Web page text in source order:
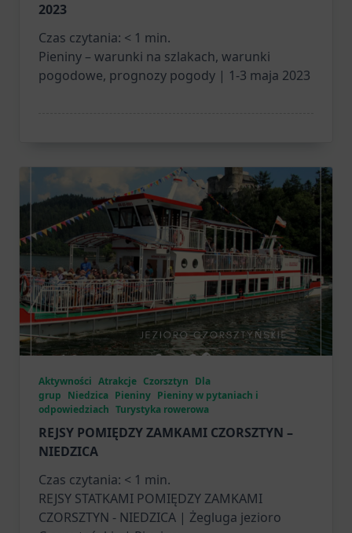
2023
Czas czytania: < 1 min.
Pieniny – warunki na szlakach, warunki
pogodowe, prognozy pogody | 1-3 maja 2023
Aktywności Atrakcje Czorsztyn Dla
grup Niedzica Pieniny Pieniny w pytaniach i
odpowiedziach Turystyka rowerowa
REJSY POMIĘDZY ZAMKAMI CZORSZTYN –
NIEDZICA
Czas czytania: < 1 min.
REJSY STATKAMI POMIĘDZY ZAMKAMI
CZORSZTYN - NIEDZICA | Żegluga jezioro